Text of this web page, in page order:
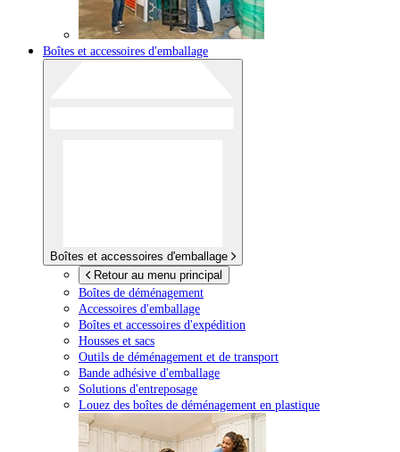
Boîtes et accessoires d'emballage
Boîtes et accessoires d'emballage
Retour au menu principal
Boîtes de déménagement
Accessoires d'emballage
Boîtes et accessoires d'expédition
Housses et sacs
Outils de déménagement et de transport
Bande adhésive d'emballage
Solutions d'entreposage
Louez des boîtes de déménagement en plastique